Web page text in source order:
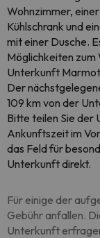
Wohnzimmer,
Kühlschrank und
mit einer Dusche.
Möglichkeiten zum
Unterkunft
Der
109 km von der
Bitte teilen Sie der
Ankunftszeit im
das Feld für
Unterkunft direkt.
Für einige der
Gebühr anfallen.
Unterkunft